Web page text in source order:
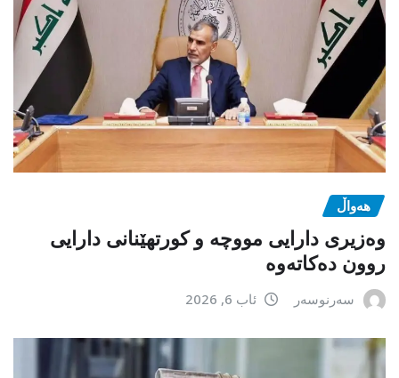
هەواڵ
وەزیری دارایی مووچە و کورتهێنانی دارایی
روون دەکاتەوە
سەرنوسەر ئاب 6, 2026